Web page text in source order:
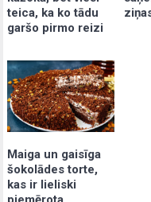
teica, ka ko tādu
garšo pirmo reizi
Maiga un gaisīga
šokolādes torte,
kas ir lieliski